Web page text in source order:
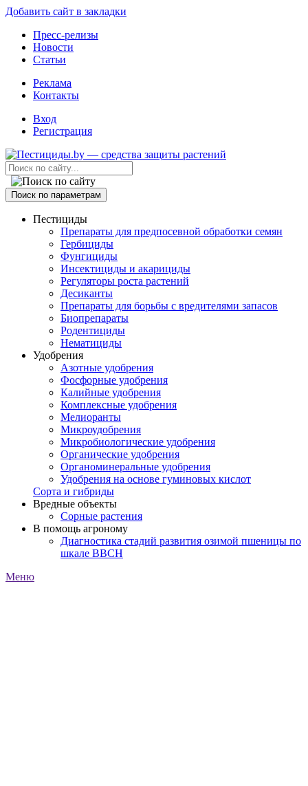
Добавить сайт в закладки
Пресс-релизы
Новости
Статьи
Реклама
Контакты
Вход
Регистрация
Поиск по параметрам
Пестициды
Препараты для предпосевной обработки семян
Гербициды
Фунгициды
Инсектициды и акарициды
Регуляторы роста растений
Десиканты
Препараты для борьбы с вредителями запасов
Биопрепараты
Родентициды
Нематициды
Удобрения
Азотные удобрения
Фосфорные удобрения
Калийные удобрения
Комплексные удобрения
Мелиоранты
Микроудобрения
Микробиологические удобрения
Органические удобрения
Органоминеральные удобрения
Удобрения на основе гуминовых кислот
Сорта и гибриды
Вредные объекты
Сорные растения
В помощь агроному
Диагностика стадий развития озимой пшеницы по
шкале ВВСН
Меню